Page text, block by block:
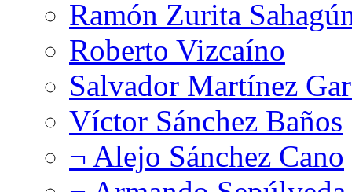
Ramón Zurita
Roberto Vizcaíno
Salvador Martínez
Víctor Sánchez Baños
¬ Alejo Sánchez Cano